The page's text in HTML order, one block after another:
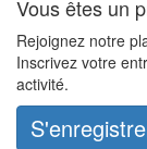
Vous êtes un
Rejoignez notre
Inscrivez votre
activité.